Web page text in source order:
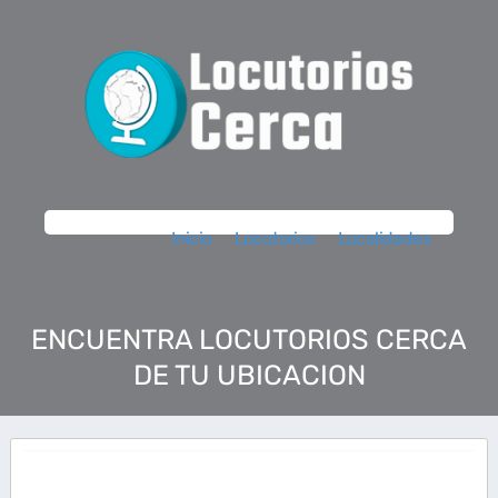
Inicio Locutorios Localidades
ENCUENTRA LOCUTORIOS CERCA
DE TU UBICACION